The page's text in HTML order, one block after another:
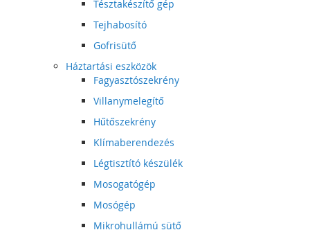
Tésztakészítő gép
Tejhabosító
Gofrisütő
Háztartási eszközök
Fagyasztószekrény
Villanymelegítő
Hűtőszekrény
Klímaberendezés
Légtisztító készülék
Mosogatógép
Mosógép
Mikrohullámú sütő